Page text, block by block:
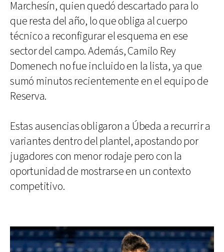
Marchesín, quien quedó descartado para lo
que resta del año, lo que obliga al cuerpo
técnico a reconfigurar el esquema en ese
sector del campo. Además, Camilo Rey
Domenech no fue incluido en la lista, ya que
sumó minutos recientemente en el equipo de
Reserva.
Estas ausencias obligaron a Úbeda a recurrir a
variantes dentro del plantel, apostando por
jugadores con menor rodaje pero con la
oportunidad de mostrarse en un contexto
competitivo.